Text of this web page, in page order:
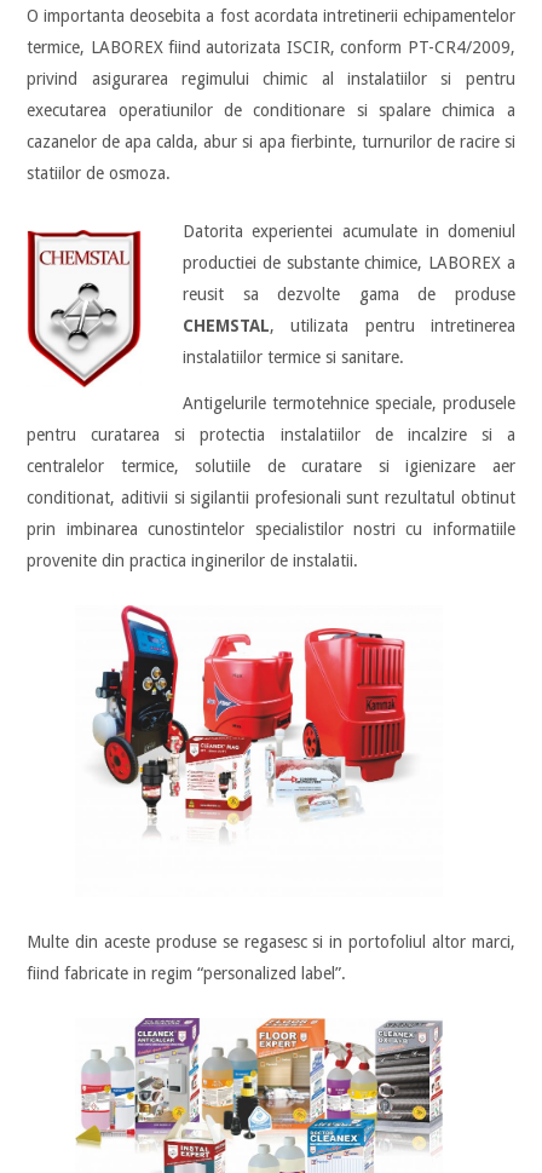
O importanta deosebita a fost acordata intretinerii echipamentelor
termice, LABOREX fiind autorizata ISCIR, conform PT-CR4/2009,
privind asigurarea regimului chimic al instalatiilor si pentru
executarea operatiunilor de conditionare si spalare chimica a
cazanelor de apa calda, abur si apa fierbinte, turnurilor de racire si
statiilor de osmoza.
Datorita experientei acumulate in domeniul
productiei de substante chimice, LABOREX a
reusit sa dezvolte gama de produse
CHEMSTAL, utilizata pentru intretinerea
instalatiilor termice si sanitare.
Antigelurile termotehnice speciale, produsele
pentru curatarea si protectia instalatiilor de incalzire si a
centralelor termice, solutiile de curatare si igienizare aer
conditionat, aditivii si sigilantii profesionali sunt rezultatul obtinut
prin imbinarea cunostintelor specialistilor nostri cu informatiile
provenite din practica inginerilor de instalatii.
Multe din aceste produse se regasesc si in portofoliul altor marci,
fiind fabricate in regim “personalized label”.